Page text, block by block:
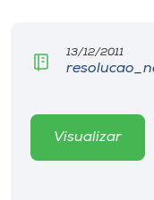
Biblioteca
Editora
Rádio
13/12/2011
Visualizar